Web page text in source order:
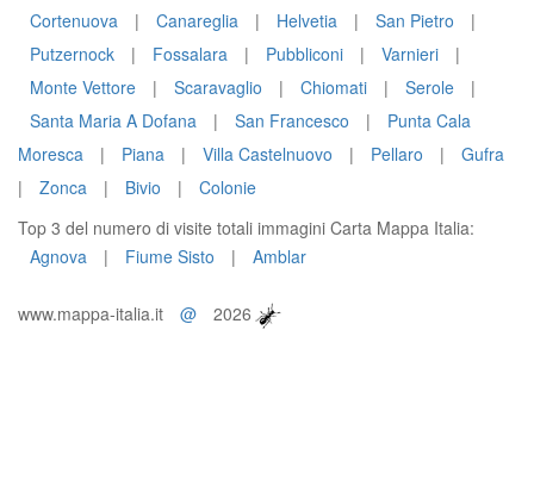
Cortenuova
| Canareglia | Helvetia | San Pietro
|
Putzernock
| Fossalara | Pubbliconi | Varnieri
|
Monte Vettore
| Scaravaglio | Chiomati | Serole
|
Santa Maria A Dofana
| San Francesco |
Punta Cala
Moresca
| Piana | Villa Castelnuovo | Pellaro |
Gufra
|
Zonca | Bivio |
Colonie
Top 3 del numero di visite totali immagini Carta Mappa Italia:
Agnova
| Fiume Sisto | Amblar
www.mappa-italia.it @ 2026